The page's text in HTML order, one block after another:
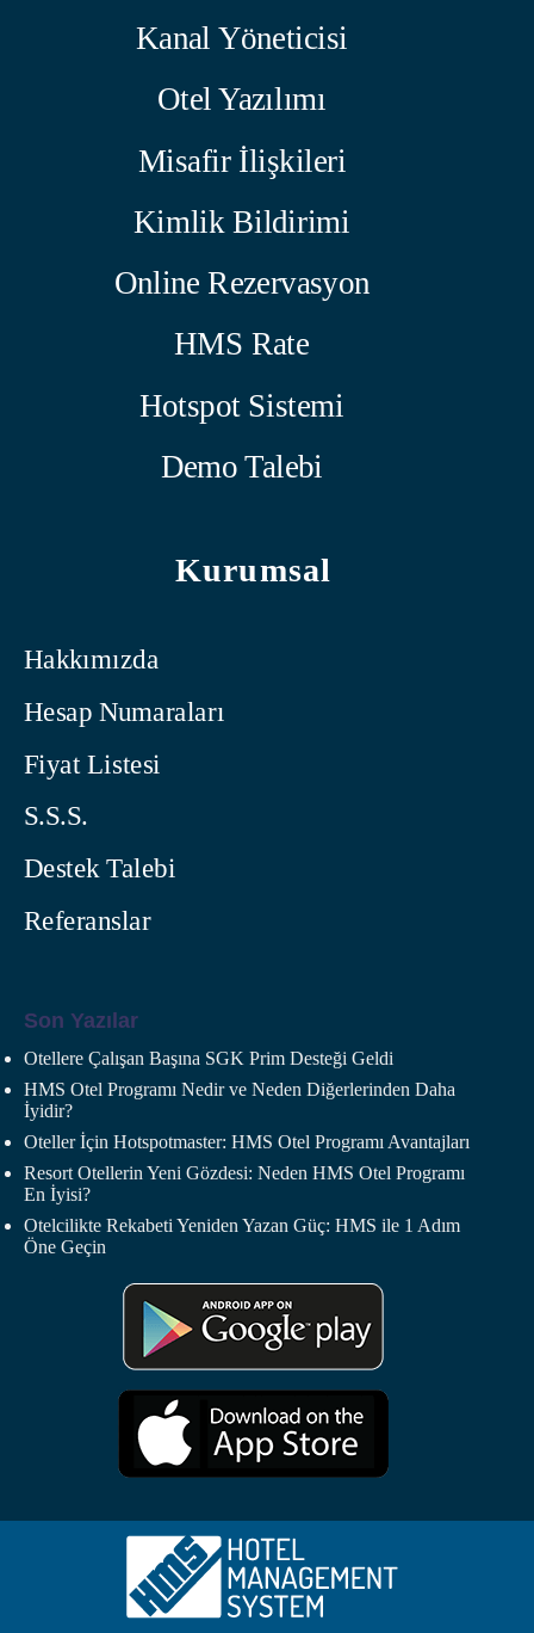
Kanal Yöneticisi
Otel Yazılımı
Misafir İlişkileri
Kimlik Bildirimi
Online Rezervasyon
HMS Rate
Hotspot Sistemi
Demo Talebi
Kurumsal
Hakkımızda
Hesap Numaraları
Fiyat Listesi
S.S.S.
Destek Talebi
Referanslar
Son Yazılar
Otellere Çalışan Başına SGK Prim Desteği Geldi
HMS Otel Programı Nedir ve Neden Diğerlerinden Daha
İyidir?
Oteller İçin Hotspotmaster: HMS Otel Programı Avantajları
Resort Otellerin Yeni Gözdesi: Neden HMS Otel Programı
En İyisi?
Otelcilikte Rekabeti Yeniden Yazan Güç: HMS ile 1 Adım
Öne Geçin